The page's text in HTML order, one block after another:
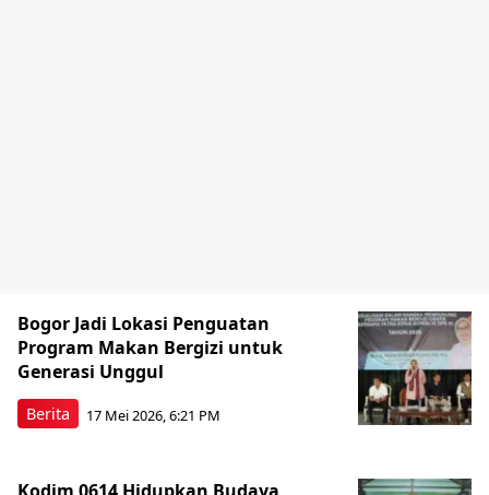
Berita
Bogor Jadi Lokasi Penguatan
Program Makan Bergizi untuk
Generasi Unggul
17 Mei 2026, 6:21 PM